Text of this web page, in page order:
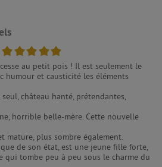
5/5
au petit pois ! Il est seulement le
humour et causticité les éléments
château hanté, prétendantes,
horrible belle-mère. Cette nouvelle
mature, plus sombre également.
de son état, est une jeune fille forte,
qui tombe peu à peu sous le charme du